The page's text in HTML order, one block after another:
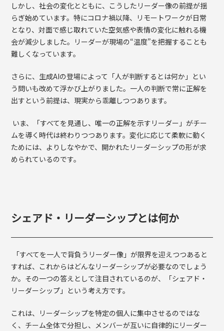
しかし、社会の変化とともに、こうしたリーダー像の前提が揺
らぎ始めています。特にコロナ禍以降、リモートワークが日常
となり、対面で感じ取れていた空気感や表情の変化に触れる機
会が減少しました。リーダーが現場の“温度”を把握することも
難しくなっています。
さらに、生成AIの登場によって「人が判断するとは何か」とい
う問いも改めて浮かび上がりました。一人の判断で常に正解を
出すという前提は、現実から乖離しつつあります。
いま、「すべてを見通し、唯一の正解を示すリーダー」がチー
ムを導く時代は終わりつつあります。変化に応じて柔軟に動く
ためには、よりしなやかで、開かれたリーダーシップの形が求
められているのです。
シェアド・リーダーシップとは何か
「すべてを一人で背負うリーダー像」が限界を迎えつつあると
すれば、これからはどんなリーダーシップが必要なのでしょう
か。その一つの答えとして注目されているのが、「シェアド・
リーダーシップ」という考え方です。
これは、リーダーシップを特定の個人に集中させるのではな
く、チーム全体で分担し、メンバーが互いに自律的にリーダー